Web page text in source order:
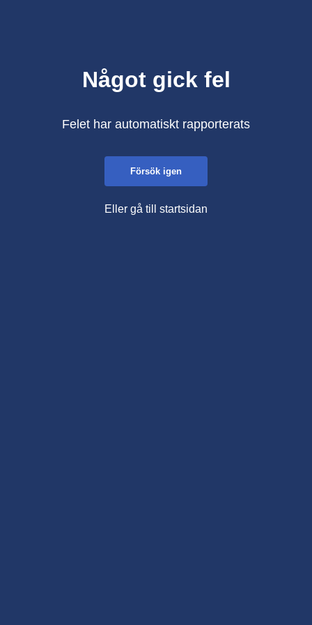
Något gick fel
Felet har automatiskt rapporterats
Försök igen
Eller gå till startsidan